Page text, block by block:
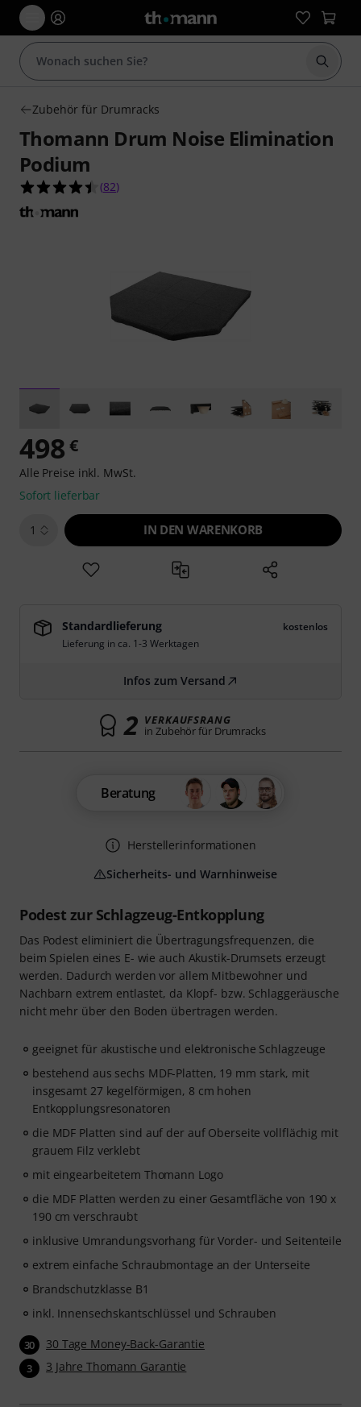
Suche
Zubehör für Drumracks
Thomann Drum Noise Elimination
Podium
4.5 von 5 Sternen aus 82 Kundenbewertungen
(82)
Podest zur Schlagzeug-Entkopplung
Das Podest eliminiert die Übertragungsfrequenzen, die
beim Spielen eines E- wie auch Akustik-Drumsets erzeugt
werden. Dadurch werden vor allem Mitbewohner und
Nachbarn extrem entlastet, da Klopf- bzw. Schlaggeräusche
nicht mehr über den Boden übertragen werden.
geeignet für akustische und elektronische Schlagzeuge
bestehend aus sechs MDF-Platten, 19 mm stark, mit
insgesamt 27 kegelförmigen, 8 cm hohen
Entkopplungsresonatoren
die MDF Platten sind auf der auf Oberseite vollflächig mit
grauem Filz verklebt
mit eingearbeitetem Thomann Logo
die MDF Platten werden zu einer Gesamtfläche von 190 x
190 cm verschraubt
inklusive Umrandungsvorhang für Vorder- und Seitenteile
extrem einfache Schraubmontage an der Unterseite
Brandschutzklasse B1
inkl. Innensechskantschlüssel und Schrauben
30 30 Tage Money-Back-Garantie
3 3 Jahre Thomann Garantie
498 €
Alle Preise inkl. MwSt.
Sofort lieferbar
1 IN DEN WARENKORB
Standardlieferung
kostenlos
Lieferung in ca. 1-3 Werktagen
Infos zum Versand
2 VERKAUFSRANG
in Zubehör für Drumracks
Beratung
Herstellerinformationen
Sicherheits- und Warnhinweise